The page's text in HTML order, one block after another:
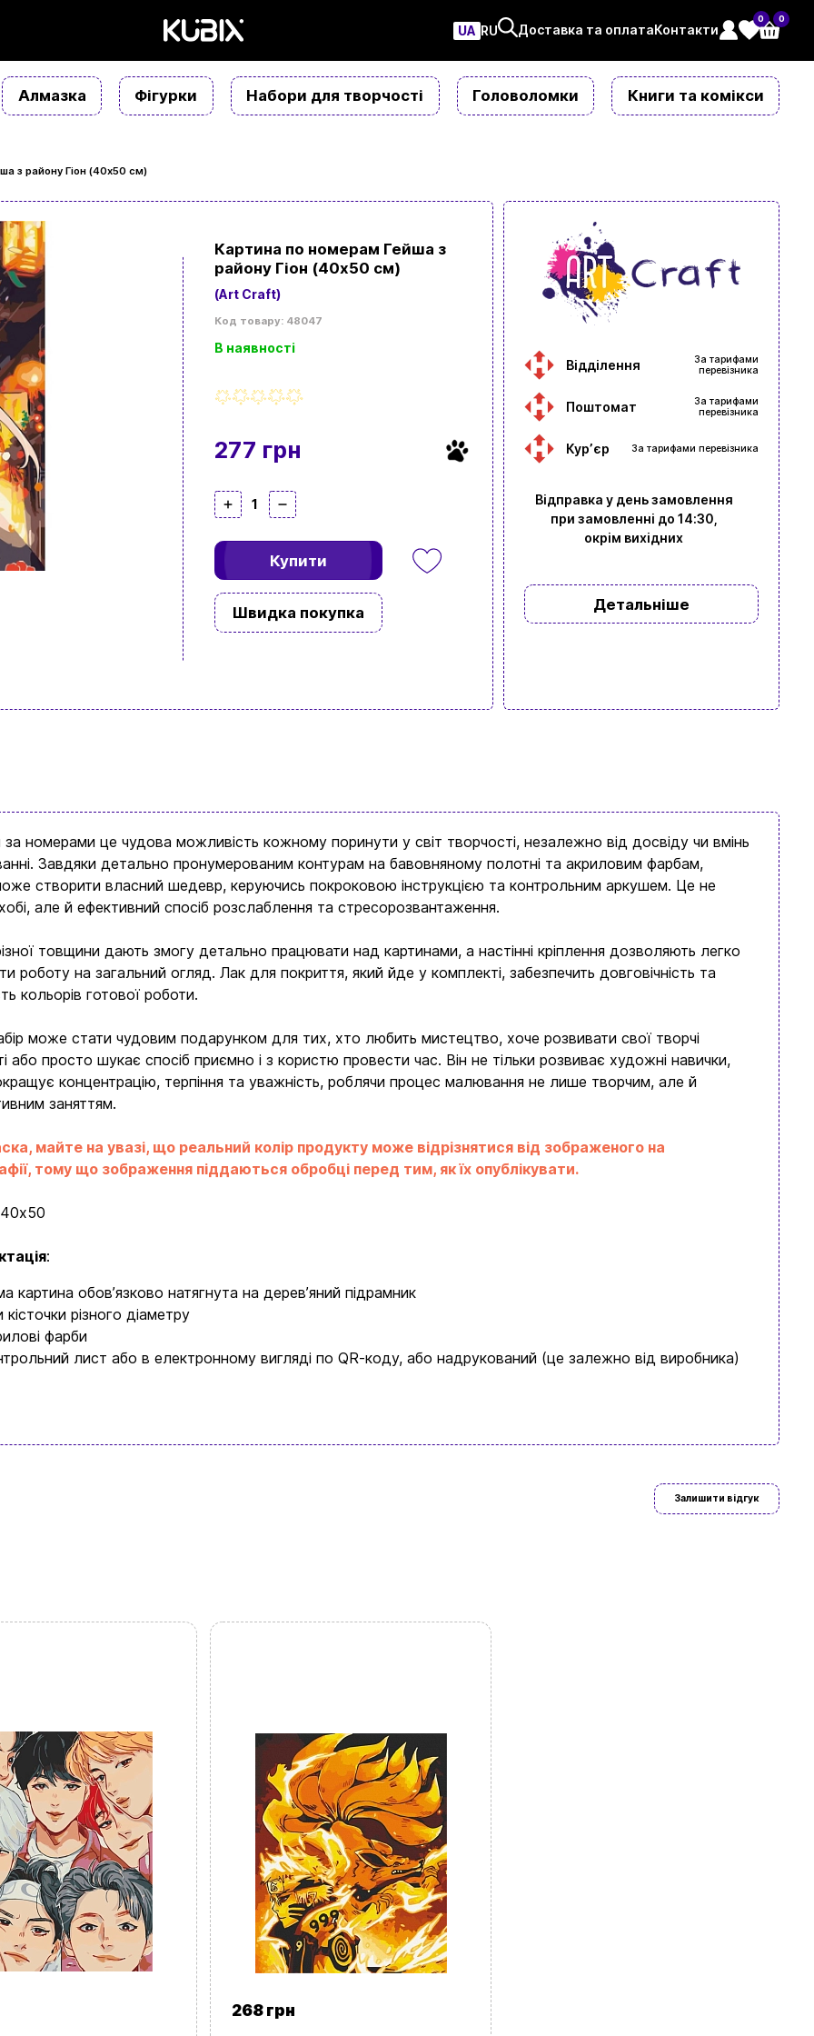
UA ㅤRU Доставка та оплатаКонтакти
0 0
Алмазка Фігурки Набори для творчості Головоломки Книги та комікси
з району Гіон (40х50 см)
Картина по номерам Гейша з
району Гіон (40х50 см)
(Art Craft)
Код товару: 48047
В наявності
277 грн
1
Купити
Швидка покупка
Відділення
За тарифами
перевізника
Поштомат
За тарифами
перевізника
Курʼєр За тарифами перевізника
Відправка у день замовлення
при замовленні до 14:30,
окрім вихідних
Детальніше
за номерами це чудова можливість кожному поринути у світ творчості, незалежно від досвіду чи вмінь
Завдяки детально пронумерованим контурам на бавовняному полотні та акриловим фарбам,
створити власний шедевр, керуючись покроковою інструкцією та контрольним аркушем. Це не
але й ефективний спосіб розслаблення та стресорозвантаження.
товщини дають змогу детально працювати над картинами, а настінні кріплення дозволяють легко
роботу на загальний огляд. Лак для покриття, який йде у комплекті, забезпечить довговічність та
кольорів готової роботи.
може стати чудовим подарунком для тих, хто любить мистецтво, хоче розвивати свої творчі
або просто шукає спосіб приємно і з користю провести час. Він не тільки розвиває художні навички,
концентрацію, терпіння та уважність, роблячи процес малювання не лише творчим, але й
заняттям.
майте на увазі, що реальний колір продукту може відрізнятися від зображеного на
тому що зображення піддаються обробці перед тим, як їх опублікувати.
40х50
:
картина обовʼязково натягнута на деревʼяний підрамник
кісточки різного діаметру
фарби
лист або в електронному вигляді по QR-коду, або надрукований (це залежно від виробника)
Залишити відгук
268 грн
Доставка та оплата
Політика конфіденційності
Замовити дзвінок
kubix.boardgames@gmail.com
Мова сайту:
UA
ㅤRU